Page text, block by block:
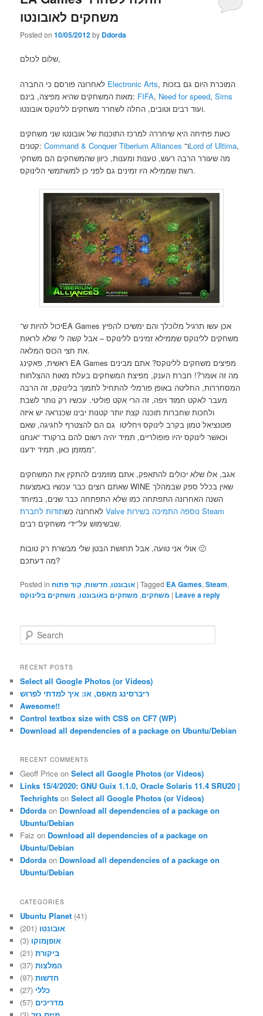
משחקים לאובונטו
Posted on10/05/2012by Ddorda
שלום לכולם,
Electronic Arts, המוכרת היום גם בזכות
מאות המשחקים שהיא מפיצה, בינם: FIFA, Need for speed,Sims
ועוד רבים וטובים, החלה לשחרר משחקים ללינוקס אובונטו.
כאות פתיחה היא שיחררה למרכז התוכנות של אובונטו שני משחקים
קטנים:Command & Conquer Tiberium Alliances ו־Lord of Ultima,
מה שעורר הרבה רעש, טענות ומענות, כיוון שהמשחקים הם משחקי
רשת שממילא היו זמינים גם לפני כן למשתמשי הלינוקס.
יכול להיות ש־EA Games אכן עשו תרגיל מלוכלך והם ימשיכו להפיץ
משחקים ללינוקס שממילא זמינים ללינוקס – אבל קשה לי שלא לראות
את חצי הכוס המלאה.
ראשית, פאקינג EA Games מפיצים משחקים ללינוקס? אתם מבינים
מה זה אומר?! חברת הענק, מפיצת המשחקים בעלת מאות ההצלחות
המסחררות, החליטה באופן פורמלי להתחיל לתמוך בלינוקס, זה הרבה
מעבר לאקט חמוד ויפה, זה הרי אקט פוליטי. עכשיו רק נותר לשבת
ולחכות שחברות תוכנה קצת יותר קטנות יבינו שכנראה יש איזה
פוטנציאל טמון בקרב לינוקס ויחליטו גם הם להצטרף לחגיגה, שאם
וכאשר לינוקס יהיו פופולריים, תמיד יהיה רשום להם ברקורד “אנחנו
ממזמן כאן, תמיד ידענו”.
אגב, אלו שלא יכולים להתאפק, אתם מוזמנים להתקין את המשחקים
שאתם רוצים כבר עכשיו באמצעות WINE שאין בכלל ספק שבמהלך
השנה האחרונה התפתחה כמו שלא התפתחה כבר שנים, במיוחד
לאחרונה כש
תודות לחברת Valve נוספה התמיכה בשירות Steam
שבשימוש על־ידי משחקים רבים.
אולי אני טועה, אבל תחושת הבטן שלי מבשרת רק טובות 🙂
מה דעתכם?
Posted in אובונטו, חדשות, קוד פתוח |Tagged EA Games,Steam,
משחקים, משחקים באובונטו, משחקים בלינוקס | Leave a reply
e
r
h
RECENT POSTS
Select all Google Photos (or Videos)
ריברסינג מאפס, או: איך למדתי לפרוש
Awesome!!
Control textbox size with CSS on CF7 (WP)
Download all dependencies of a package on Ubuntu/Debian
RECENT COMMENTS
Geoff Price onSelect all Google Photos (or Videos)
Links 15/4/2020: GNU Guix 1.1.0, Oracle Solaris 11.4 SRU20 |
Techrights onSelect all Google Photos (or Videos)
Ddorda on Download all dependencies of a package on
Ubuntu/Debian
Faiz on Download all dependencies of a package on
Ubuntu/Debian
Ddorda on Download all dependencies of a package on
Ubuntu/Debian
CATEGORIES
Ubuntu Planet (41)
אובונטו (201)
אופןמוקו (3)
ביקורת(21)
המלצות(37)
חדשות(97)
כללי (27)
מדריכים (57)